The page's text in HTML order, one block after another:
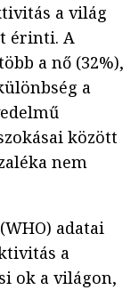
a világ
érinti. A
a nő (32%),
a
között
nem
adatai
a
ok a világon,